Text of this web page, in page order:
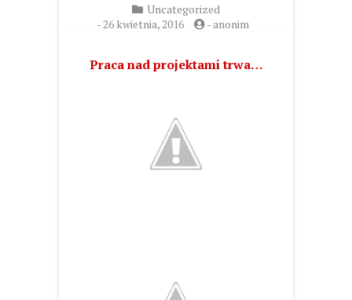
Uncategorized
-26 kwietnia, 2016 -anonim
Praca nad projektami trwa…